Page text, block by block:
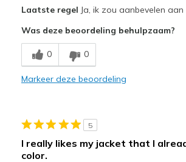
Comfortable
Good sizing
Laatste regel Ja, ik zou aanbevelen
Was deze beoordeling behulpzaam?
0 0
Markeer deze beoordeling
5
I really likes my jacket that I
color.